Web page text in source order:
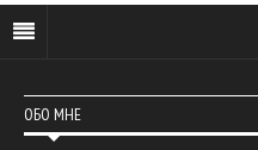
ОБО МНЕ